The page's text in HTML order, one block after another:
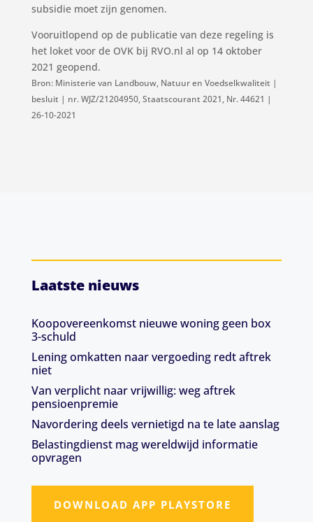
subsidie moet zijn genomen.
Vooruitlopend op de publicatie van deze regeling is
het loket voor de OVK bij RVO.nl al op 14 oktober
2021 geopend.
Bron: Ministerie van Landbouw, Natuur en Voedselkwaliteit |
besluit | nr. WJZ/21204950, Staatscourant 2021, Nr. 44621 |
26-10-2021
Laatste nieuws
Koopovereenkomst nieuwe woning geen box
3-schuld
Lening omkatten naar vergoeding redt aftrek
niet
Van verplicht naar vrijwillig: weg aftrek
pensioenpremie
Navordering deels vernietigd na te late aanslag
Belastingdienst mag wereldwijd informatie
opvragen
DOWNLOAD APP PLAYSTORE